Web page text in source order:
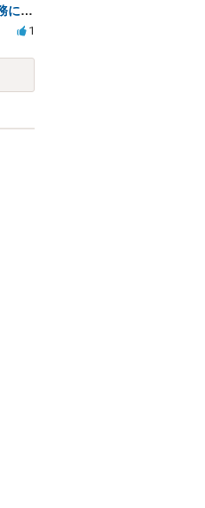
借家退去後の建物解体費用負担義務についての法的相談（補足説明修正）
1